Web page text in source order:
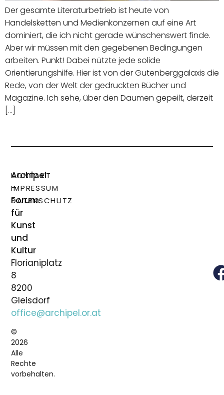
Der gesamte Literaturbetrieb ist heute von
Handelsketten und Medienkonzernen auf eine Art
dominiert, die ich nicht gerade wünschenswert finde.
Aber wir müssen mit den gegebenen Bedingungen
arbeiten. Punkt! Dabei nützte jede solide
Orientierungshilfe. Hier ist von der Gutenberggalaxis die
Rede, von der Welt der gedruckten Bücher und
Magazine. Ich sehe, über den Daumen gepeilt, derzeit
[…]
Archipel
–
Forum
für
Kunst
und
Kultur
Florianiplatz
8
8200
Gleisdorf
office@archipel.or.at
©
2026
Alle
Rechte
vorbehalten.
KONTAKT
IMPRESSUM
DATENSCHUTZ